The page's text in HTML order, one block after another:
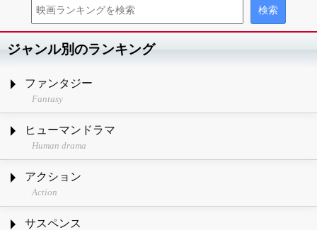
ジャンル別のランキング
ファンタジー
Fantasy
ヒューマンドラマ
Human drama
アクション
Action
サスペンス